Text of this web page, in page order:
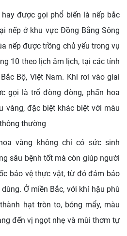
hay được gọi phổ biến là nếp bắc
nếp ở khu vực Đồng Bằng Sông
nếp được trồng chủ yếu trong vụ
10 theo lịch âm lịch, tại các tỉnh
Bộ, Việt Nam. Khi rơi vào giai
gọi là trổ đòng đòng, phấn hoa
vàng, đặc biệt khác biệt với màu
thường
vàng không chỉ có sức sinh
sâu bệnh tốt mà còn giúp người
bảo vệ thực vật, từ đó đảm bảo
Ở miền Bắc, với khí hậu phù
hạt tròn to, bóng mẩy, màu
đến vị ngọt nhẹ và mùi thơm tự